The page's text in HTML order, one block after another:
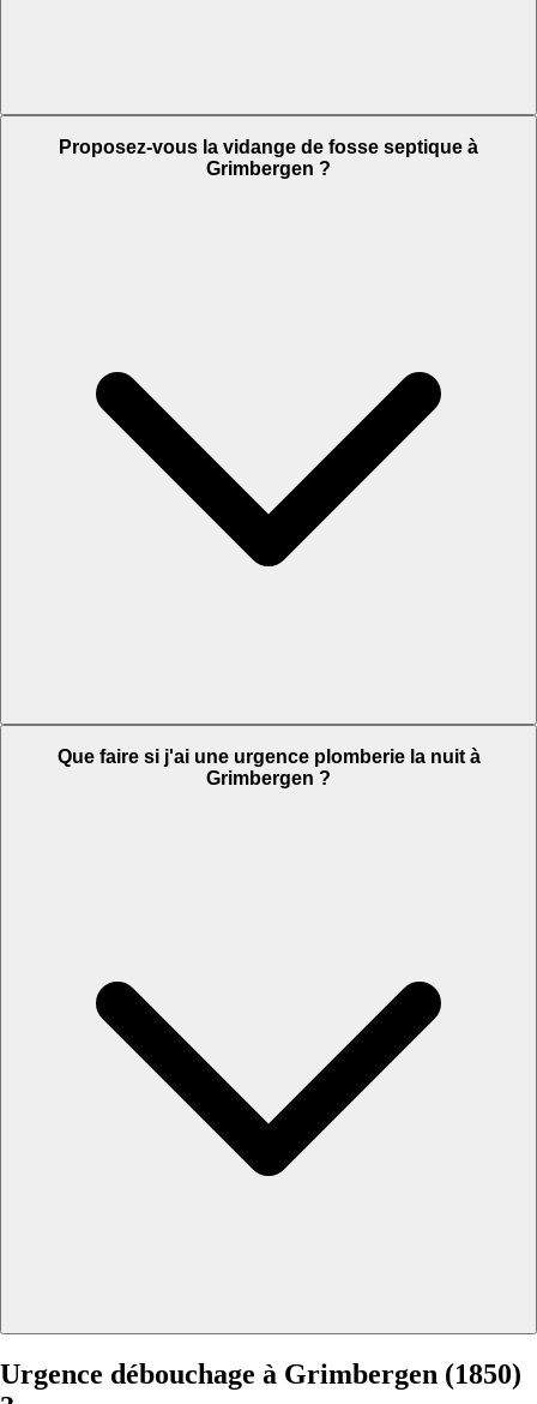
Proposez-vous la vidange de fosse septique à
Grimbergen ?
Que faire si j'ai une urgence plomberie la nuit à
Grimbergen ?
Urgence débouchage à Grimbergen (1850)